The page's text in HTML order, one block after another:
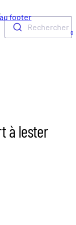
footer
Rechercher
0
à lester